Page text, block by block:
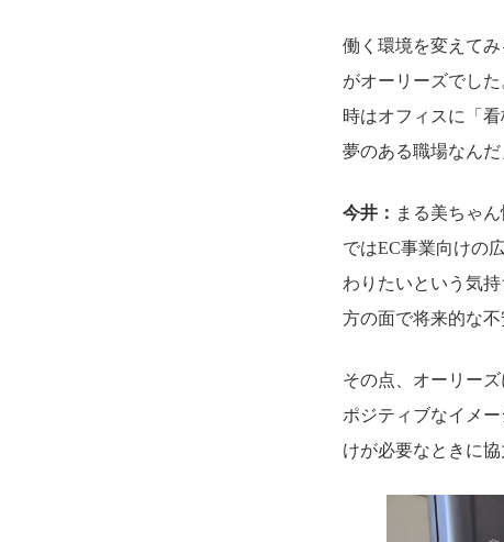
働く環境を変えて
がオーリーズでし
時はオフィスに「
夢のある職場なんだ
今井： まる美ちゃ
ではEC事業向けの
わりたいという気
方の面で将来的な不
その点、オーリー
ポジティブなイメ
けが必要なときに